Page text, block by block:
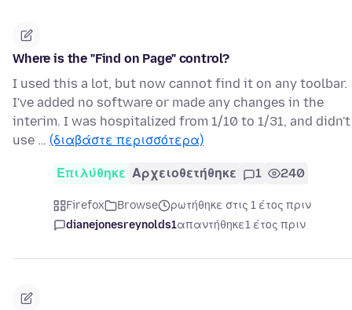
Where is the "Find on Page" control?
I used this a lot, but now cannot find it on any toolbar.
I've added no software or made any changes in the
interim. I was hospitalized from 1/10 to 1/31, and didn't
use … (διαβάστε περισσότερα)
Επιλύθηκε Αρχειοθετήθηκε 1 240
Firefox Browse
ρωτήθηκε στις 1 έτος πριν
dianejonesreynolds1απαντήθηκε1 έτος πριν